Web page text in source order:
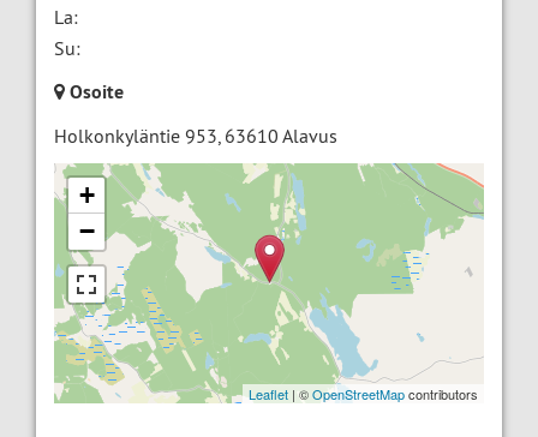
La:
Su:
Osoite
Holkonkyläntie 953, 63610 Alavus
+
−
Leaflet | ©OpenStreetMapcontributors